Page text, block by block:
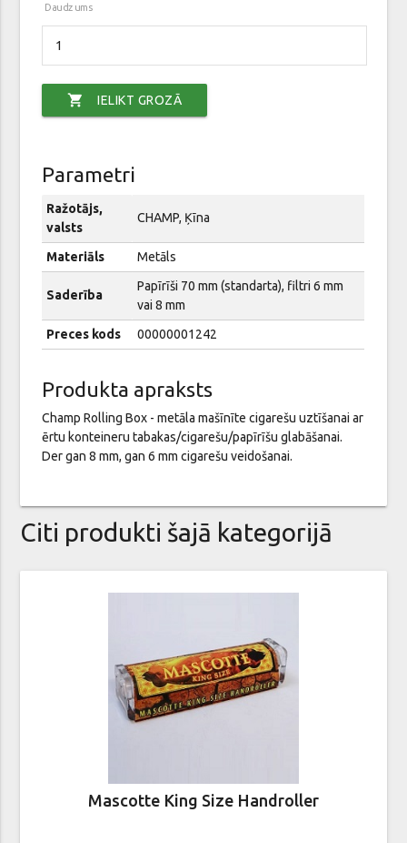
Daudzums
shopping_cart IELIKT GROZĀ
Parametri
Ražotājs,
valsts
CHAMP, Ķīna
Materiāls Metāls
Saderība
Papīrīši 70 mm (standarta), filtri 6 mm
vai 8 mm
Preces kods
00000001242
Produkta apraksts
Champ Rolling Box - metāla mašīnīte cigarešu uztīšanai ar
ērtu konteineru tabakas/cigarešu/papīrīšu glabāšanai.
Der gan 8 mm, gan 6 mm cigarešu veidošanai.
Citi produkti šajā kategorijā
Mascotte King Size Handroller